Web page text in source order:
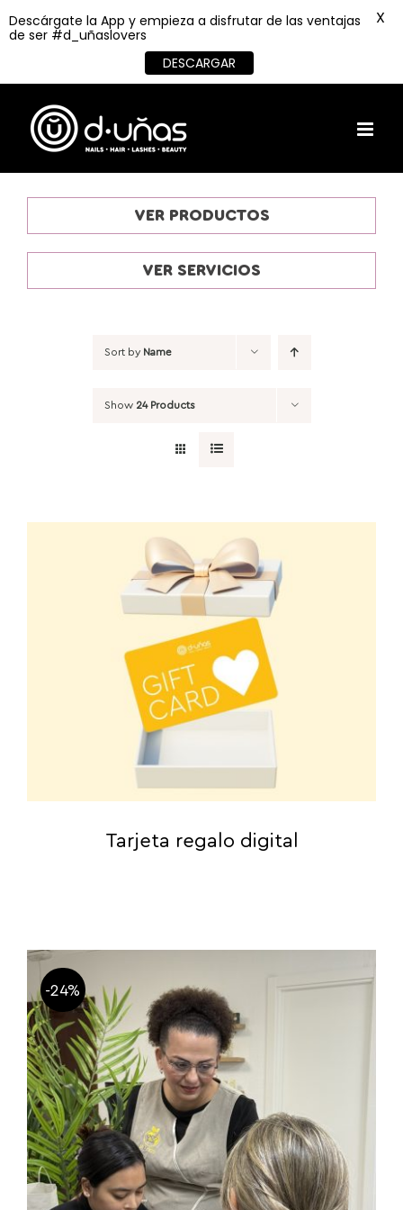
content
VER PRODUCTOS
VER SERVICIOS
Sort by Name
Show 24 Products
Tarjeta regalo digital
-24%
Descárgate la App y empieza a disfrutar de las ventajas
de ser #d_uñaslovers
DESCARGAR
X